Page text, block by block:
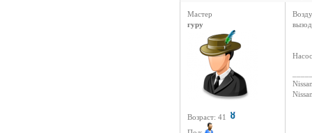
Мастер
гуру
Возраст: 41